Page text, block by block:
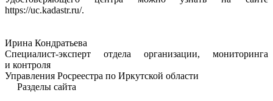
https://uc.kadastr.ru/.
Ирина Кондратьева
Специалист-эксперт отдела организации, мониторинга
и контроля
Управления Росреестра по Иркутской области
Разделы сайта